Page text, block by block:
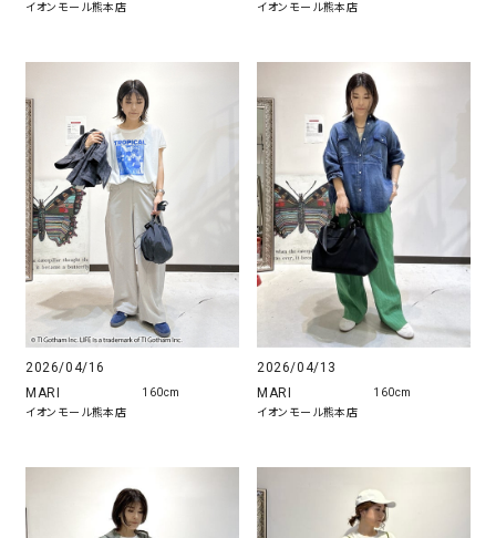
イオンモール熊本店 イオンモール熊本店
2026/04/16
MARI
イオンモール熊本店
160cm
2026/04/13
MARI
イオンモール熊本店
160cm